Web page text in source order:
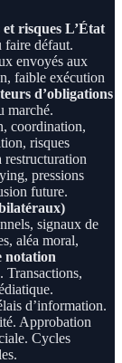
risques L’État
faire défaut.
envoyés aux
faible exécution
d’obligations
marché.
coordination,
risques
restructuration
pressions
future.
signaux de
aléa moral,
notation
Transactions,
d’information.
Approbation
Cycles